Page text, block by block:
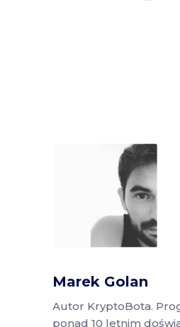
Marek Golan
Autor KryptoBota.
ponad 10 letnim